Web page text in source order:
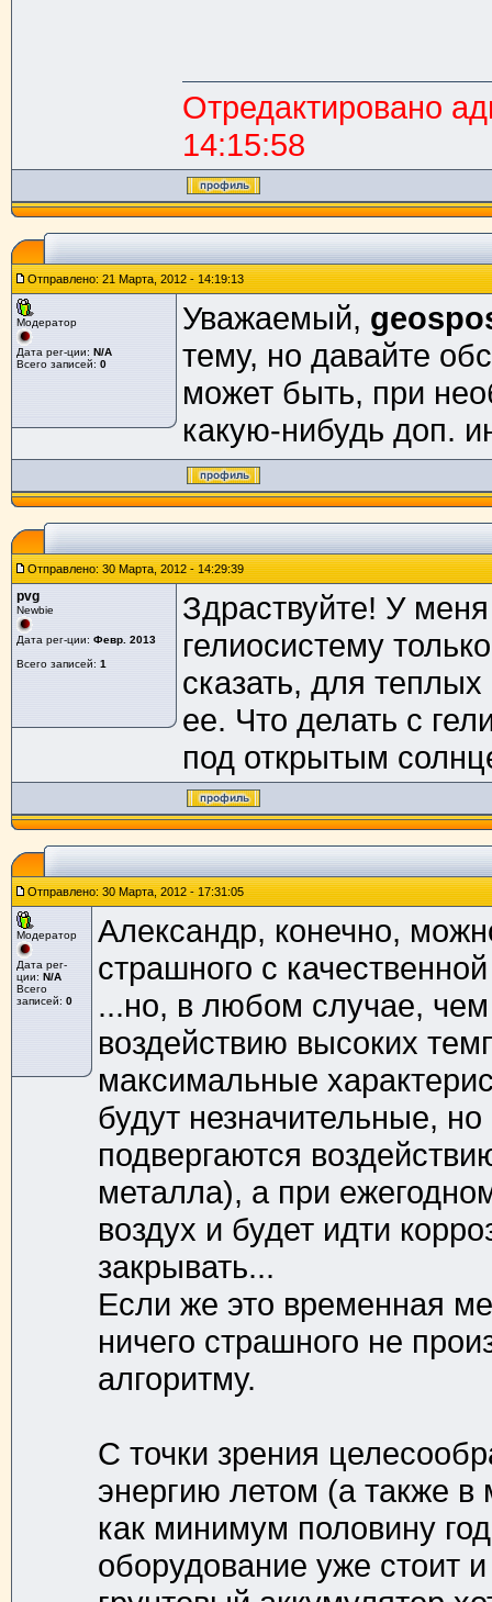
Отредактировано
14:15:58
Отправлено: 21 Марта, 2012 - 14:19:13
Модератор
Дата рег-ции: N/A
Всего записей: 0
Уважаемый,
тему, но давайте
может быть, при
какую-нибудь доп.
Отправлено: 30 Марта, 2012 - 14:29:39
pvg
Newbie
Дата рег-ции: Февр. 2013
Всего записей: 1
Здраствуйте! У
гелиосистему
сказать, для
ее. Что делать с
под открытым
Отправлено: 30 Марта, 2012 - 17:31:05
Модератор
Дата рег-
ции: N/A
Всего
записей: 0
Александр, конечно,
страшного с
...но, в любом случае,
воздействию высоких
максимальные
будут незначительные,
подвергаются
металла), а при
воздух и будет идти
закрывать...
Если же это временная
ничего страшного не
алгоритму.
С точки зрения
энергию летом (а также в
как минимум половину
оборудование уже стоит